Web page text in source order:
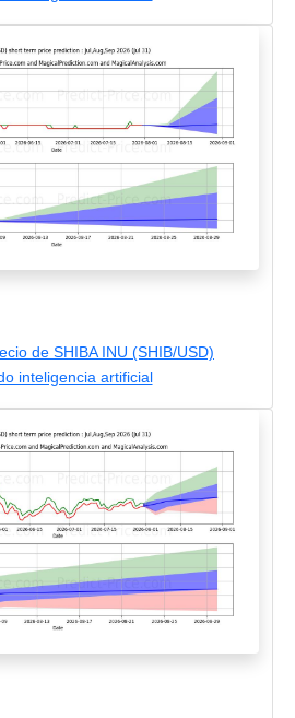
de SHIBA INU (SHIB/USD)
inteligencia artificial